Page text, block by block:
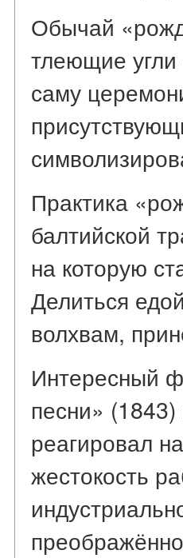
Обычай
тлеющие угли
саму
Практика
балтийской
на которую
Делиться
волхвам,
Интересный
песни»
реагировал
жестокость